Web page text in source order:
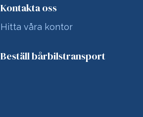
Kontakta oss
Hitta våra kontor
Beställ bårbilstransport